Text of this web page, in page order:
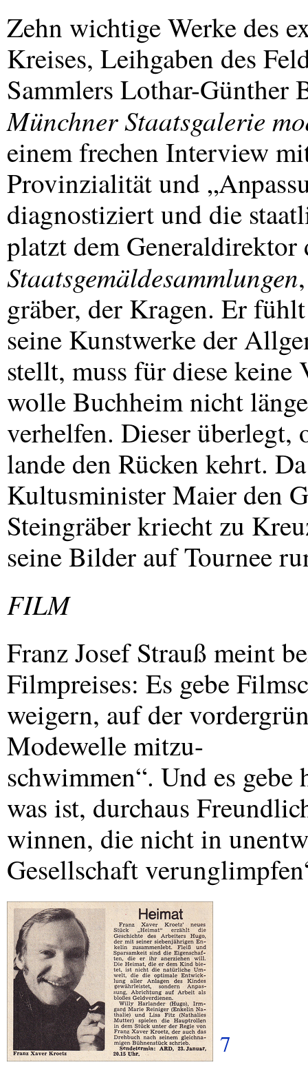
Zehn wichtige Werke des
Kreises, Leihgaben des
Sammlers Lothar-Günther
Münchner Staatsgalerie
einem frechen Interview
Provinzialität und
diagnostiziert und die
platzt dem
Staatsgemäldesammlungen
gräber, der Kragen. Er
seine Kunstwerke der
stellt, muss für diese keine
wolle Buchheim nicht
verhelfen. Dieser überlegt,
lande den Rücken kehrt.
Kultusminister Maier den
Steingräber kriecht zu
seine Bilder auf Tournee
FILM
Franz Josef Strauß meint
Filmpreises: Es gebe
weigern, auf der
Modewelle mitzu-
schwimmen“. Und es
was ist, durchaus
winnen, die nicht in
Gesellschaft
7